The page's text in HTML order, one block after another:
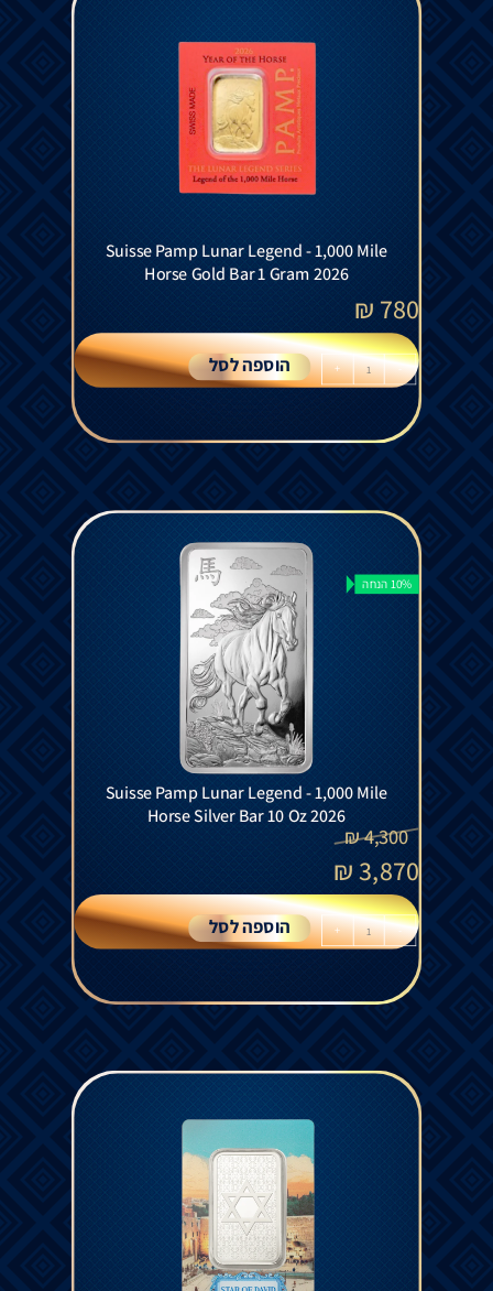
Suisse Pamp Lunar Legend - 1,000 Mile
Horse Gold Bar 1 Gram 2026
780
₪
-
+ הוספה לסל
10% הנחה
Suisse Pamp Lunar Legend - 1,000 Mile
Horse Silver Bar 10 Oz 2026
4,300
₪
3,870
₪
-
+ הוספה לסל